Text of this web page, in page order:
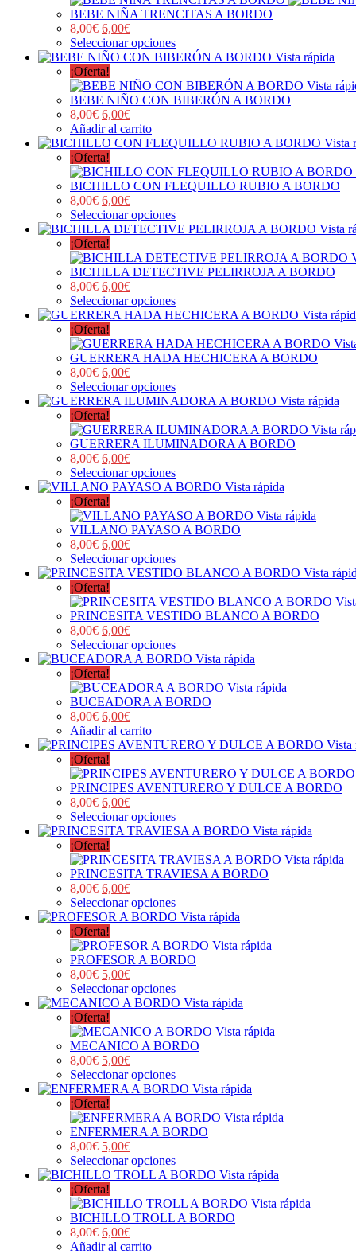
BEBE NIÑA TRENCITAS A BORDO
8,00€ 6,00€
Seleccionar opciones
Vista rápida
¡Oferta!
Vista
BEBE NIÑO CON BIBERÓN A BORDO
8,00€ 6,00€
Añadir al carrito
Vista
¡Oferta!
BICHILLO CON FLEQUILLO RUBIO A BORDO
8,00€ 6,00€
Seleccionar opciones
Vista
¡Oferta!
BICHILLA DETECTIVE PELIRROJA A BORDO
8,00€ 6,00€
Seleccionar opciones
Vista
¡Oferta!
GUERRERA HADA HECHICERA A BORDO
8,00€ 6,00€
Seleccionar opciones
Vista rápida
¡Oferta!
Vista
GUERRERA ILUMINADORA A BORDO
8,00€ 6,00€
Seleccionar opciones
Vista rápida
¡Oferta!
Vista rápida
VILLANO PAYASO A BORDO
8,00€ 6,00€
Seleccionar opciones
Vista
¡Oferta!
PRINCESITA VESTIDO BLANCO A BORDO
8,00€ 6,00€
Seleccionar opciones
Vista rápida
¡Oferta!
Vista rápida
BUCEADORA A BORDO
8,00€ 6,00€
Añadir al carrito
Vista
¡Oferta!
PRINCIPES AVENTURERO Y DULCE A BORDO
8,00€ 6,00€
Seleccionar opciones
Vista rápida
¡Oferta!
Vista rápida
PRINCESITA TRAVIESA A BORDO
8,00€ 6,00€
Seleccionar opciones
Vista rápida
¡Oferta!
Vista rápida
PROFESOR A BORDO
8,00€ 5,00€
Seleccionar opciones
Vista rápida
¡Oferta!
Vista rápida
MECANICO A BORDO
8,00€ 5,00€
Seleccionar opciones
Vista rápida
¡Oferta!
Vista rápida
ENFERMERA A BORDO
8,00€ 5,00€
Seleccionar opciones
Vista rápida
¡Oferta!
Vista rápida
BICHILLO TROLL A BORDO
8,00€ 6,00€
Añadir al carrito